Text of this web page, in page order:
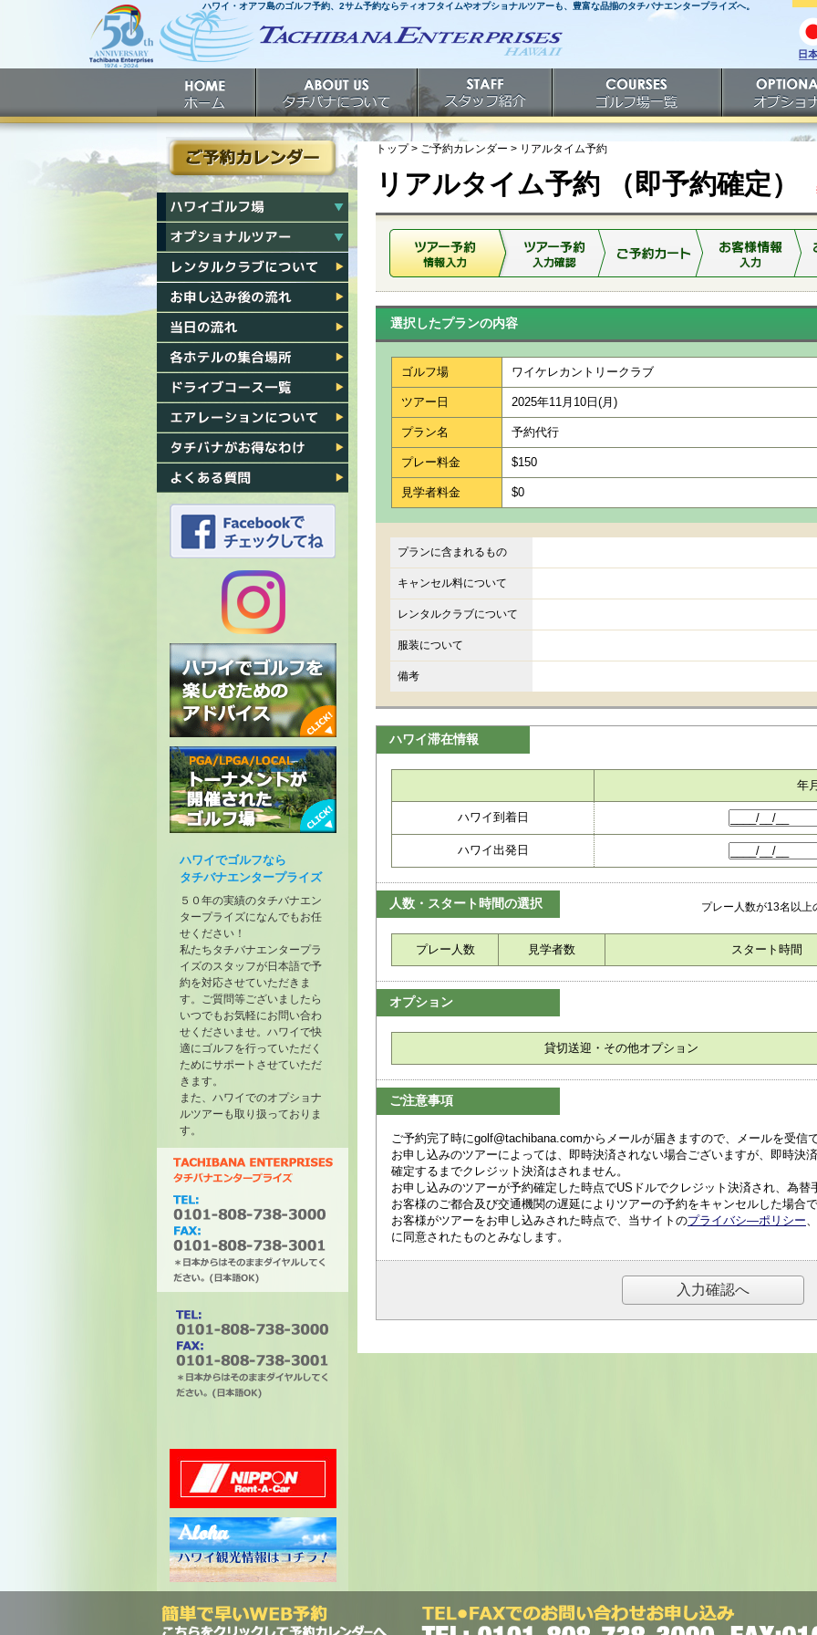
ハワイ・オアフ島のゴルフ予約、2サム予約ならティオフタイムやオプショナルツアーも、豊富な品揃のタチバナエンタープライズへ。
日
語
ホーム タチバナについて スタッフ紹介 ゴルフ場一覧 オプショナルツ
ご予約カレンダー
ハワイゴルフ場一覧
ハワイオプショナルツアー一覧
レンタルクラブについて
お申し込み後の流れ
当日の流れ
各ホテル集合場所
各ゴルフ場への行き方
エアレーション
タチバナがお得なわけ
よくある質問
タチバナのFacebook
タチバナの
Instagram
ハワイでゴルフを楽しむための
アドバイス
フ場
ハワイでゴルフなら
タチバナエンタープライズ
５０年の実績のタチバナエン
タープライズになんでもお任
せください！
私たちタチバナエンタープラ
イズのスタッフが日本語で予
約を対応させていただきま
す。ご質問等ございましたら
いつでもお気軽にお問い合わ
せくださいませ。ハワイで快
適にゴルフを行っていただく
ためにサポートさせていただ
きます。
また、ハワイでのオプショナ
ルツアーも取り扱っておりま
す。
タチバナエンタープライズ
ださい。(日本語OK)
ニッポンレンタカー
ハワイ州観光局
トップ> ご予約カレンダー > リアルタイム予約
リアルタイム予約 （即予約確定）
選択したプランの内容
ゴルフ場 ワイケレカントリークラブ
ツアー日 2025年11月10日(月)
プラン名 予約代行
プレー料金 $150
見学者料金 $0
プランに含まれるもの
キャンセル料について
レンタルクラブについて
服装について
備考
ハワイ滞在情報
年
ハワイ到着日
ハワイ出発日
人数・スタート時間の選択 プレー人数が13名以
プレー人数 見学者数 スタート時間
オプション
貸切送迎・その他オプション
ご注意事項
ご予約完了時にgolf@tachibana.comからメールが届きますので、メールを受信
お申し込みのツアーによっては、即時決済されない場合ございますが、即時決
確定するまでクレジット決済はされません。
お申し込みのツアーが予約確定した時点でUSドルでクレジット決済され、為
お客様のご都合及び交通機関の遅延によりツアーの予約をキャンセルした場合
お客様がツアーをお申し込みされた時点で、当サイトのプライバシ―ポリシー、
に同意されたものとみなします。